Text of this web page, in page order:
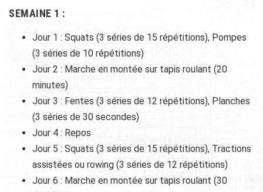
SEMAINE 1 :
Jour 1 : Squats (3 séries de 15 répétitions), Pompes
(3 séries de 10 répétitions)
Jour 2 : Marche en montée sur tapis roulant (20
minutes)
Jour 3 : Fentes (3 séries de 12 répétitions), Planches
(3 séries de 30 secondes)
Jour 4 : Repos
Jour 5 : Squats (3 séries de 15 répétitions), Tractions
assistées ou rowing (3 séries de 12 répétitions)
Jour 6 : Marche en montée sur tapis roulant (30